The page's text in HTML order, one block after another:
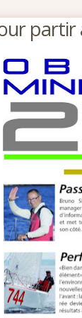
partir